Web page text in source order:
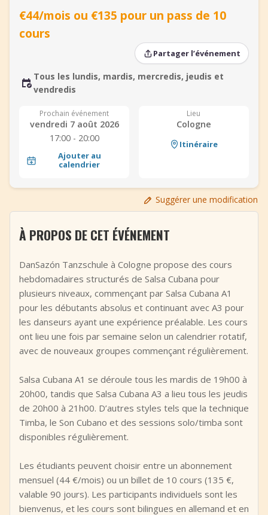
TuneTempo
€44/mois ou €135 pour un pass de 10
cours
Partager l’événement
Tous les lundis, mardis, mercredis, jeudis et
vendredis
Prochain événement
vendredi 7 août 2026
17:00 - 20:00
Ajouter au
calendrier
Lieu
Cologne
Itinéraire
Suggérer une modification
À PROPOS DE CET ÉVÉNEMENT
DanSazón Tanzschule à Cologne propose des cours
hebdomadaires structurés de Salsa Cubana pour
plusieurs niveaux, commençant par Salsa Cubana A1
pour les débutants absolus et continuant avec A3 pour
les danseurs ayant une expérience préalable. Les cours
ont lieu une fois par semaine selon un calendrier rotatif,
avec de nouveaux groupes commençant régulièrement.
Salsa Cubana A1 se déroule tous les mardis de 19h00 à
20h00, tandis que Salsa Cubana A3 a lieu tous les jeudis
de 20h00 à 21h00. D’autres styles tels que la technique
Timba, le Son Cubano et des sessions solo/timba sont
disponibles régulièrement.
Les étudiants peuvent choisir entre un abonnement
mensuel (44 €/mois) ou un billet de 10 cours (135 €,
valable 90 jours). Les participants individuels sont les
bienvenus, et les cours sont bilingues en allemand et en